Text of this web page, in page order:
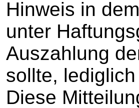
Hinweis in
unter
Auszahlung
sollte,
Diese